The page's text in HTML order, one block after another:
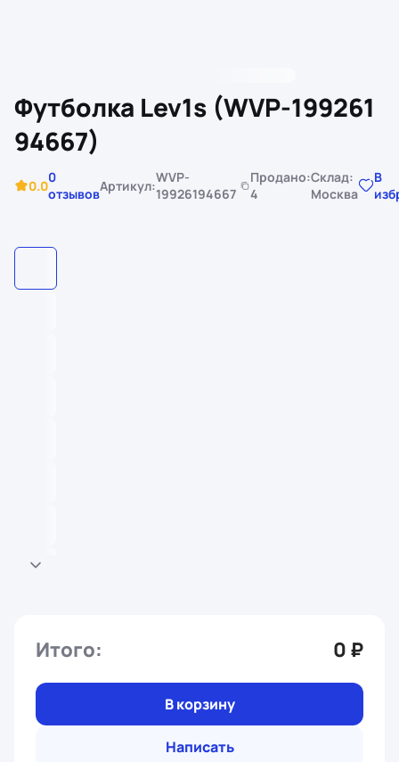
Футболка Lev1s (WVP-199261
94667)
0.00
отзывовАртикул:WVP-
19926194667
Продано:
4
Склад:
Москва
В
Итого: 0 ₽
В корзину
Написать